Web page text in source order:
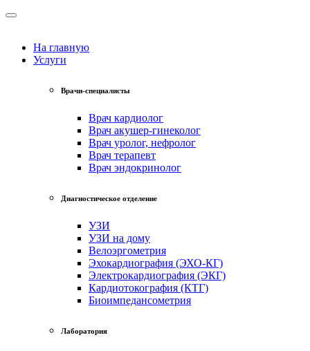
На главную
Услуги
Врачи-специалисты
Врач кардиолог
Врач акушер-гинеколог
Врач уролог, нефролог
Врач терапевт
Врач эндокринолог
Диагностическое отделение
УЗИ
УЗИ на дому
Велоэргометрия
Эхокардиография (ЭХО-КГ)
Электрокардиография (ЭКГ)
Кардиотокография (КТГ)
Биоимпедансометрия
Лаборатория